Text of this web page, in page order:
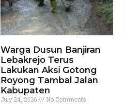
Warga Dusun Banjiran
Lebakrejo Terus
Lakukan Aksi Gotong
Royong Tambal Jalan
Kabupaten
July 24, 2026 No Comments